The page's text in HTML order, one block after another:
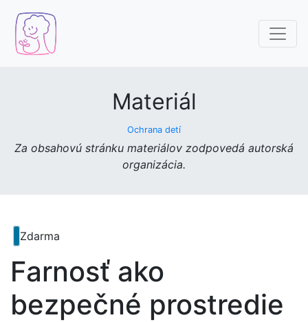
Materiál
Ochrana detí
Za obsahovú stránku materiálov zodpovedá autorská
organizácia.
Zdarma
Farnosť ako
bezpečné prostredie